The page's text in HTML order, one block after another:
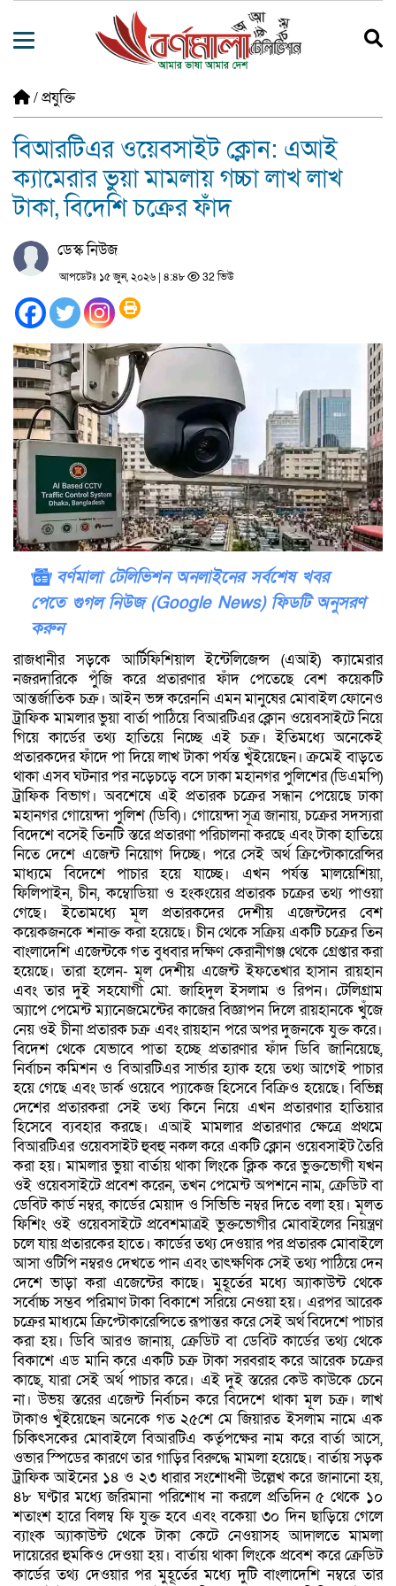
/প্রযুক্তি
বিআরটিএর ওয়েবসাইট ক্লোন: এআই
ক্যামেরার ভুয়া মামলায় গচ্চা লাখ লাখ
টাকা, বিদেশি চক্রের ফাঁদ
ডেস্ক নিউজ
আপডেটঃ ১৫ জুন, ২০২৬ | ৪:৪৮ 32 ভিউ
বর্ণমালা টেলিভিশন অনলাইনের সর্বশেষ খবর
পেতে গুগল নিউজ (Google News) ফিডটি অনুসরণ
করুন
রাজধানীর সড়কে আর্টিফিশিয়াল ইন্টেলিজেন্স (এআই) ক্যামেরার
নজরদারিকে পুঁজি করে প্রতারণার ফাঁদ পেতেছে বেশ কয়েকটি
আন্তর্জাতিক চক্র। আইন ভঙ্গ করেননি এমন মানুষের মোবাইল ফোনেও
ট্রাফিক মামলার ভুয়া বার্তা পাঠিয়ে বিআরটিএর ক্লোন ওয়েবসাইটে নিয়ে
গিয়ে কার্ডের তথ্য হাতিয়ে নিচ্ছে এই চক্র। ইতিমধ্যে অনেকেই
প্রতারকদের ফাঁদে পা দিয়ে লাখ টাকা পর্যন্ত খুঁইয়েছেন। ক্রমেই বাড়তে
থাকা এসব ঘটনার পর নড়েচড়ে বসে ঢাকা মহানগর পুলিশের (ডিএমপি)
ট্রাফিক বিভাগ। অবশেষে এই প্রতারক চক্রের সন্ধান পেয়েছে ঢাকা
মহানগর গোয়েন্দা পুলিশ (ডিবি)। গোয়েন্দা সূত্র জানায়, চক্রের সদস্যরা
বিদেশে বসেই তিনটি স্তরে প্রতারণা পরিচালনা করছে এবং টাকা হাতিয়ে
নিতে দেশে এজেন্ট নিয়োগ দিচ্ছে। পরে সেই অর্থ ক্রিপ্টোকারেন্সির
মাধ্যমে বিদেশে পাচার হয়ে যাচ্ছে। এখন পর্যন্ত মালয়েশিয়া,
ফিলিপাইন, চীন, কম্বোডিয়া ও হংকংয়ের প্রতারক চক্রের তথ্য পাওয়া
গেছে। ইতোমধ্যে মূল প্রতারকদের দেশীয় এজেন্টদের বেশ
কয়েকজনকে শনাক্ত করা হয়েছে। চীন থেকে সক্রিয় একটি চক্রের তিন
বাংলাদেশি এজেন্টকে গত বুধবার দক্ষিণ কেরানীগঞ্জ থেকে গ্রেপ্তার করা
হয়েছে। তারা হলেন- মূল দেশীয় এজেন্ট ইফতেখার হাসান রায়হান
এবং তার দুই সহযোগী মো. জাহিদুল ইসলাম ও রিপন। টেলিগ্রাম
অ্যাপে পেমেন্ট ম্যানেজমেন্টের কাজের বিজ্ঞাপন দিলে রায়হানকে খুঁজে
নেয় ওই চীনা প্রতারক চক্র এবং রায়হান পরে অপর দুজনকে যুক্ত করে।
বিদেশ থেকে যেভাবে পাতা হচ্ছে প্রতারণার ফাঁদ ডিবি জানিয়েছে,
নির্বাচন কমিশন ও বিআরটিএর সার্ভার হ্যাক হয়ে তথ্য আগেই পাচার
হয়ে গেছে এবং ডার্ক ওয়েবে প্যাকেজ হিসেবে বিক্রিও হয়েছে। বিভিন্ন
দেশের প্রতারকরা সেই তথ্য কিনে নিয়ে এখন প্রতারণার হাতিয়ার
হিসেবে ব্যবহার করছে। এআই মামলার প্রতারণার ক্ষেত্রে প্রথমে
বিআরটিএর ওয়েবসাইট হুবহু নকল করে একটি ক্লোন ওয়েবসাইট তৈরি
করা হয়। মামলার ভুয়া বার্তায় থাকা লিংকে ক্লিক করে ভুক্তভোগী যখন
ওই ওয়েবসাইটে প্রবেশ করেন, তখন পেমেন্ট অপশনে নাম, ক্রেডিট বা
ডেবিট কার্ড নম্বর, কার্ডের মেয়াদ ও সিভিভি নম্বর দিতে বলা হয়। মূলত
ফিশিং ওই ওয়েবসাইটে প্রবেশমাত্রই ভুক্তভোগীর মোবাইলের নিয়ন্ত্রণ
চলে যায় প্রতারকের হাতে। কার্ডের তথ্য দেওয়ার পর প্রতারক মোবাইলে
আসা ওটিপি নম্বরও দেখতে পান এবং তাৎক্ষণিক সেই তথ্য পাঠিয়ে দেন
দেশে ভাড়া করা এজেন্টের কাছে। মুহূর্তের মধ্যে অ্যাকাউন্ট থেকে
সর্বোচ্চ সম্ভব পরিমাণ টাকা বিকাশে সরিয়ে নেওয়া হয়। এরপর আরেক
চক্রের মাধ্যমে ক্রিপ্টোকারেন্সিতে রূপান্তর করে সেই অর্থ বিদেশে পাচার
করা হয়। ডিবি আরও জানায়, ক্রেডিট বা ডেবিট কার্ডের তথ্য থেকে
বিকাশে এড মানি করে একটি চক্র টাকা সরবরাহ করে আরেক চক্রের
কাছে, যারা সেই অর্থ পাচার করে। এই দুই স্তরের কেউ কাউকে চেনে
না। উভয় স্তরের এজেন্ট নির্বাচন করে বিদেশে থাকা মূল চক্র। লাখ
টাকাও খুঁইয়েছেন অনেকে গত ২৫শে মে জিয়ারত ইসলাম নামে এক
চিকিৎসকের মোবাইলে বিআরটিএ কর্তৃপক্ষের নাম করে বার্তা আসে,
ওভার স্পিডের কারণে তার গাড়ির বিরুদ্ধে মামলা হয়েছে। বার্তায় সড়ক
ট্রাফিক আইনের ১৪ ও ২৩ ধারার সংশোধনী উল্লেখ করে জানানো হয়,
৪৮ ঘণ্টার মধ্যে জরিমানা পরিশোধ না করলে প্রতিদিন ৫ থেকে ১০
শতাংশ হারে বিলম্ব ফি যুক্ত হবে এবং বকেয়া ৩০ দিন ছাড়িয়ে গেলে
ব্যাংক অ্যাকাউন্ট থেকে টাকা কেটে নেওয়াসহ আদালতে মামলা
দায়েরের হুমকিও দেওয়া হয়। বার্তায় থাকা লিংকে প্রবেশ করে ক্রেডিট
কার্ডের তথ্য দেওয়ার পর মুহূর্তের মধ্যে দুটি বাংলাদেশি নম্বরে তার